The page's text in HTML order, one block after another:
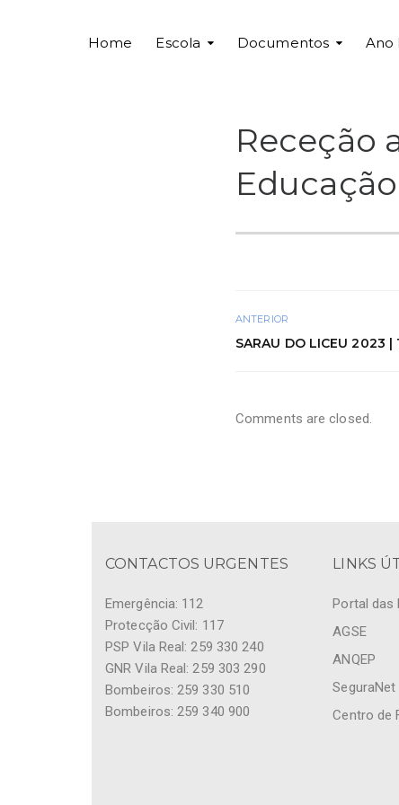
Home Escola Documentos Ano
Receção
ANTERIOR
SARAU DO LICEU 2023 |
Comments are closed.
CONTACTOS URGENTES
Emergência: 112
Protecção Civil: 117
PSP Vila Real: 259 330 240
GNR Vila Real: 259 303 290
Bombeiros: 259 330 510
Bombeiros: 259 340 900
LINKS
Portal das
AGSE
ANQEP
SeguraNet
Centro de